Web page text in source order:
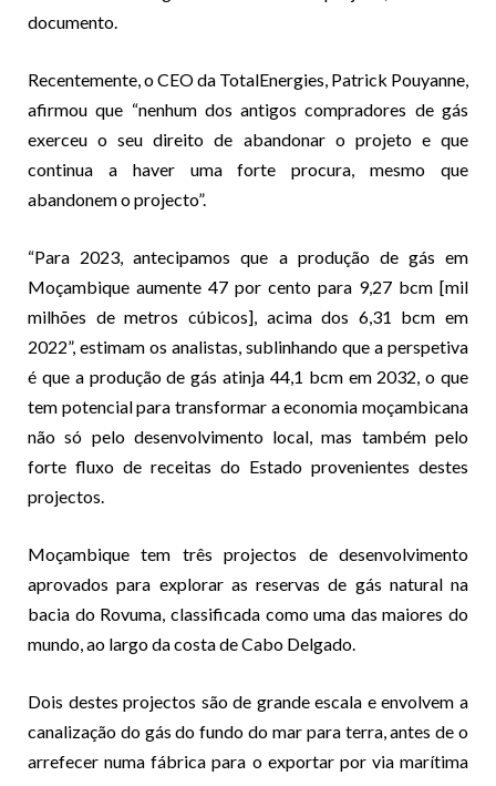
documento.
Recentemente, o CEO da TotalEnergies, Patrick Pouyanne,
afirmou que “nenhum dos antigos compradores de gás
exerceu o seu direito de abandonar o projeto e que
continua a haver uma forte procura, mesmo que
abandonem o projecto”.
“Para 2023, antecipamos que a produção de gás em
Moçambique aumente 47 por cento para 9,27 bcm [mil
milhões de metros cúbicos], acima dos 6,31 bcm em
2022”, estimam os analistas, sublinhando que a perspetiva
é que a produção de gás atinja 44,1 bcm em 2032, o que
tem potencial para transformar a economia moçambicana
não só pelo desenvolvimento local, mas também pelo
forte fluxo de receitas do Estado provenientes destes
projectos.
Moçambique tem três projectos de desenvolvimento
aprovados para explorar as reservas de gás natural na
bacia do Rovuma, classificada como uma das maiores do
mundo, ao largo da costa de Cabo Delgado.
Dois destes projectos são de grande escala e envolvem a
canalização do gás do fundo do mar para terra, antes de o
arrefecer numa fábrica para o exportar por via marítima